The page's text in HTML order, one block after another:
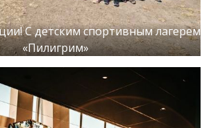
С детским спортивным лагерем
«Пилигрим»